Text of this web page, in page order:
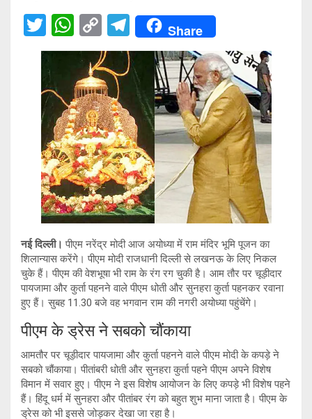
T
wi
tt
er
W
h
at
s
A
p
p
C
o
py
Li
n
k
T
el
e
gr
a
m
Share
नई दिल्ली। पीएम नरेंद्र मोदी आज अयोध्या में राम मंदिर भूमि पूजन का
शिलान्यास करेंगे। पीएम मोदी राजधानी दिल्ली से लखनऊ के लिए निकल
चुके हैं। पीएम की वेशभूषा भी राम के रंग रग चुकी है। आम तौर पर चूड़ीदार
पायजामा और कुर्ता पहनने वाले पीएम धोती और सुनहरा कुर्ता पहनकर रवाना
हुए हैं। सुबह 11.30 बजे वह भगवान राम की नगरी अयोध्या पहुंचेंगे।
पीएम के ड्रेस ने सबको चौंकाया
आमतौर पर चूड़ीदार पायजामा और कुर्ता पहनने वाले पीएम मोदी के कपड़े ने
सबको चौंकाया। पीतांबरी धोती और सुनहरा कुर्ता पहने पीएम अपने विशेष
विमान में सवार हुए। पीएम ने इस विशेष आयोजन के लिए कपड़े भी विशेष पहने
हैं। हिंदू धर्म में सुनहरा और पीतांबर रंग को बहुत शुभ माना जाता है। पीएम के
ड्रेस को भी इससे जोड़कर देखा जा रहा है।